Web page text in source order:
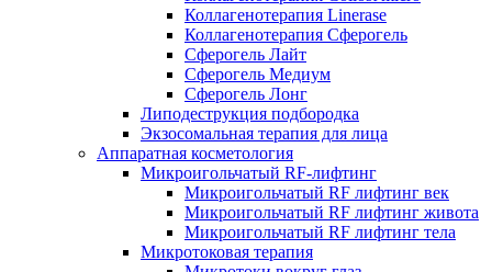
Коллагенотерапия Linerase
Коллагенотерапия Сферогель
Сферогель Лайт
Сферогель Медиум
Сферогель Лонг
Липодеструкция подбородка
Экзосомальная терапия для лица
Аппаратная косметология
Микроигольчатый RF-лифтинг
Микроигольчатый RF лифтинг век
Микроигольчатый RF лифтинг живота
Микроигольчатый RF лифтинг тела
Микротоковая терапия